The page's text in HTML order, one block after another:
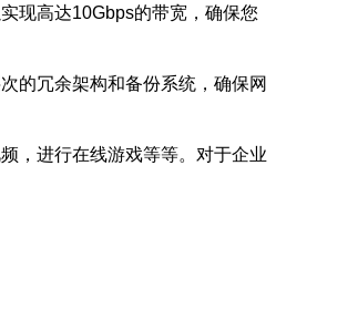
现高达10Gbps的带宽，确保您
的冗余架构和备份系统，确保网
，进行在线游戏等等。对于企业